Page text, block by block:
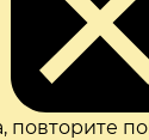
повторите